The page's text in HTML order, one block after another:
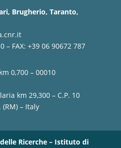
Brugherio, Taranto,
– FAX: +39 06 90672 787
0,700 – 00010
km 29,300 – C.P. 10
– Italy
Ricerche – Istituto di